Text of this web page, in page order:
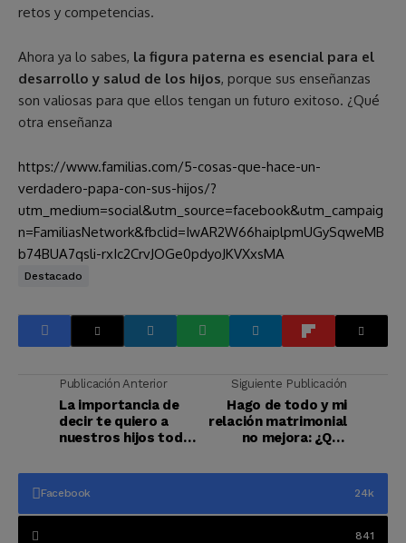
retos y competencias.
Ahora ya lo sabes, la figura paterna es esencial para el
desarrollo y salud de los hijos, porque sus enseñanzas
son valiosas para que ellos tengan un futuro exitoso. ¿Qué
otra enseñanza
https://www.familias.com/5-cosas-que-hace-un-
verdadero-papa-con-sus-hijos/?
utm_medium=social&utm_source=facebook&utm_campaig
n=FamiliasNetwork&fbclid=IwAR2W66haiplpmUGySqweMB
b74BUA7qsli-rxIc2CrvJOGe0pdyoJKVXxsMA
Destacado
Publicación Anterior
La importancia de
decir te quiero a
nuestros hijos todos
Siguiente Publicación
Hago de todo y mi
relación matrimonial
no mejora: ¿Qué
Facebook 24k
841